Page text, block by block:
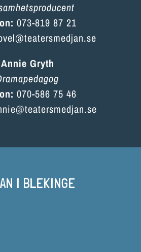
073-819 87 21
Annie Gryth
070-586 75 46
I BLEKINGE